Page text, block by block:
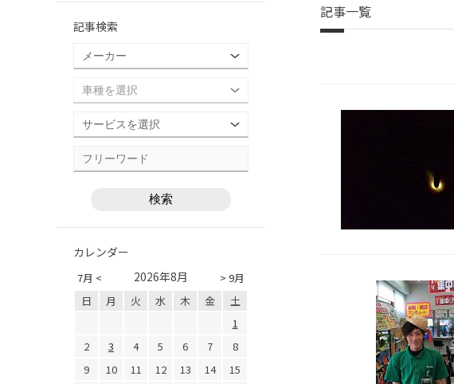
記事一覧
記事検索
カレンダー
7月 < > 9月
2026年8月
日 月 火 水 木 金
土
1
2
3 4 5 6 7
8
9
10 11 12 13 14
15